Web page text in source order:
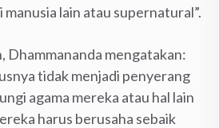
manusia lain atau supernatural”.
Dhammananda mengatakan:
tidak menjadi penyerang
agama mereka atau hal lain
harus berusaha sebaik